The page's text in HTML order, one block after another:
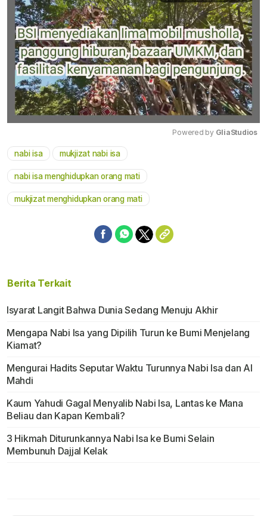
Powered by GliaStudios
nabi isa mukjizat nabi isa
nabi isa menghidupkan orang mati
mukjizat menghidupkan orang mati
Berita Terkait
Isyarat Langit Bahwa Dunia Sedang Menuju Akhir
Mengapa Nabi Isa yang Dipilih Turun ke Bumi Menjelang
Kiamat?
Mengurai Hadits Seputar Waktu Turunnya Nabi Isa dan Al
Mahdi
Kaum Yahudi Gagal Menyalib Nabi Isa, Lantas ke Mana
Beliau dan Kapan Kembali?
3 Hikmah Diturunkannya Nabi Isa ke Bumi Selain
Membunuh Dajjal Kelak